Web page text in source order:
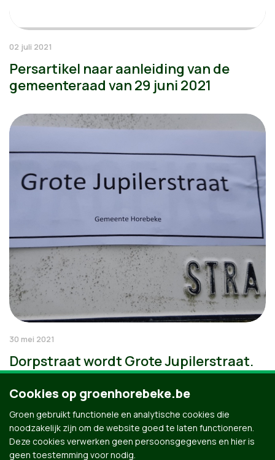
02 juli 2021
Persartikel naar aanleiding van de
gemeenteraad van 29 juni 2021
30 mei 2021
Dorpstraat wordt Grote Jupilerstraat.
Cookies op groenhorebeke.be
Groen gebruikt functionele en analytische cookies die
noodzakelijk zijn om de website goed te laten functioneren.
Deze cookies verwerken geen persoonsgegevens en hier is
geen toestemming voor nodig.